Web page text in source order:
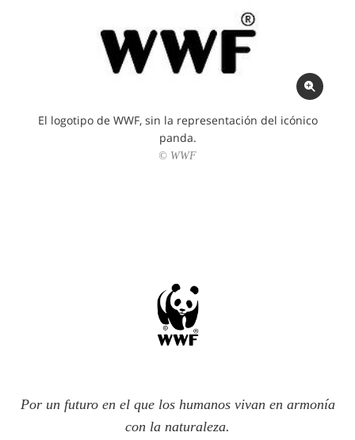
El logotipo de WWF, sin la representación del icónico
panda.
© WWF
Por un futuro en el que los humanos vivan en armonía
con la naturaleza.